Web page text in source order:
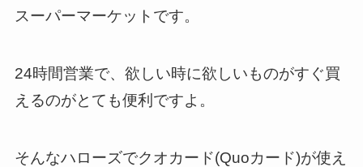
スーパーマーケットです。
24時間営業で、欲しい時に欲しいものがすぐ買
えるのがとても便利ですよ。
そんなハローズでクオカード(Quoカード)が使え